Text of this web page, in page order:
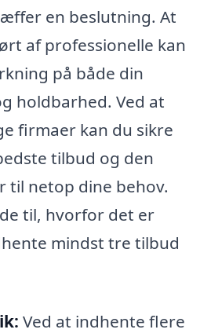
en beslutning. At
af professionelle kan
på både din
holdbarhed. Ved at
firmaer kan du sikre
tilbud og den
til netop dine behov.
til, hvorfor det er
mindst tre tilbud
Ved at indhente flere